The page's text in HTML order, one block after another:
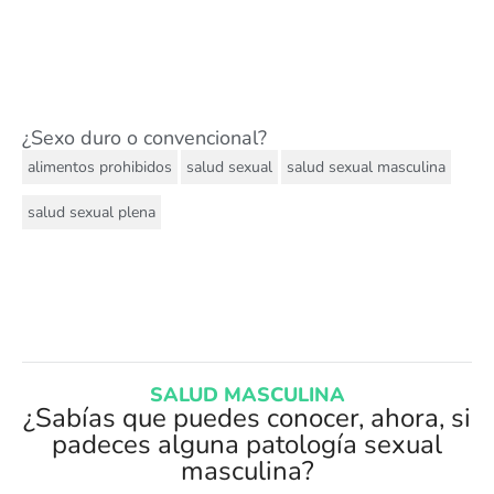
¿Sexo duro o convencional?
alimentos prohibidos salud sexual salud sexual masculina
salud sexual plena
SALUD MASCULINA
¿Sabías que puedes conocer, ahora, si
padeces alguna patología sexual
masculina?